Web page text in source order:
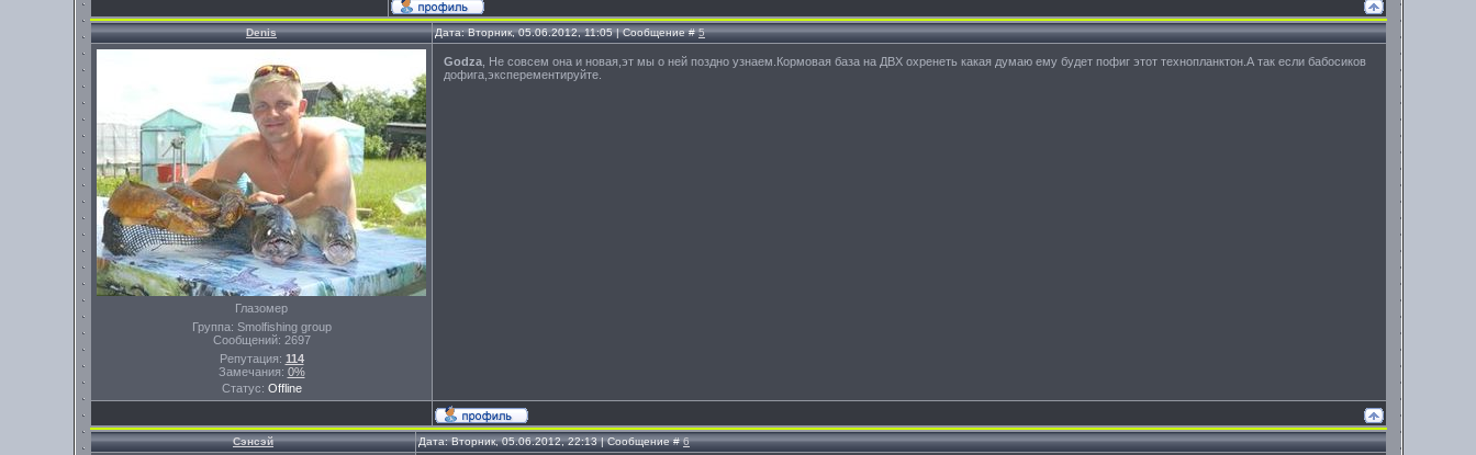
Denis Дата: Вторник, 05.06.2012, 11:05 | Сообщение #5
Глазомер
Группа: Smolfishing group
Сообщений: 2697
Репутация: 114
Замечания: 0%
Статус: Offline
Godza , Не совсем она и новая,эт мы о ней поздно узнаем.Кормовая база на ДВХ охренеть какая думаю ему будет пофиг этот технопланктон.А так если бабосиков
дофига,эксперементируйте.
Сэнсэй Дата: Вторник, 05.06.2012, 22:13 | Сообщение #6